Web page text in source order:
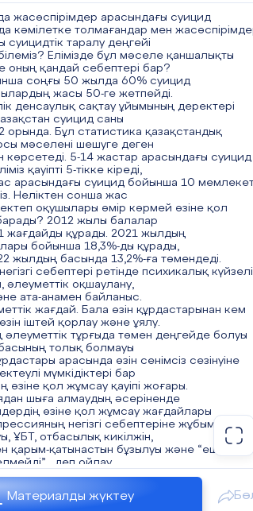
баланының сыныптастарынан
көруі.Ең қатал адамдар, ол
жәй айтпаған. Соның салдарынан кейбір
психикасы шыдамай,
ұшырайды. Бұның әсерінен мектеп оқушысы
суицид деп ойлайды.
немесе физикалық аурулардың
өзін ата-анасына немесе
ауыр жүкпін деп ойлауы. “Мен кетсем
шешіледі” деген
Бұл көрсеткіштерді азайту үшін
ашу керек. Адам өзіне
дейін жетсе, оған шұғыл түрде көмек
психикалық
жұмыс атқару қажет. Суицидтің көбісі
арасында болғаны
тренинг өткізген жөн.Сонымен қатар
анонимді түрде
ашу. Ата-анамен баланың арасындағы
дұрыстау.
алғашқы дабыл белгілерін
мұғалім,ауруды
кезінде психикалық орталықтардың
дұрыс. Қазақстанда
арасындағы суицид
жасөспірімдер арасындағы суицид
кәмілетке толмағандар мен
суицидтік таралу деңгейі
Елімізде бұл мәселе қаншалықты
оның қандай себептері бар?
соңғы 50 жылда 60% суицид
жасы 50-ге жетпейді.
денсаулық сақтау ұйымының деректері
суицид саны
орында. Бұл статистика қазақстандық
мәселені шешуге деген
көрсетеді. 5-14 жастар арасындағы суицид
қауіпті 5-тікке кіреді,
арасындағы суицид бойынша 10
Неліктен сонша жас
оқушылары өмір көрмей өзіне қол
2012 жылы балалар
жағдайды құрады. 2021 жылдың
бойынша 18,3%-ды құрады,
жылдың басында 13,2%-ға төмендеді.
себептері ретінде психикалық
әлеуметтік оқшаулану,
ата-анамен байланыс.
жағдай. Бала өзін құрдастарынан кем
іштей қорлау және ұялу.
тұрғыда төмен деңгейде болуы
толық болмауы
арасында өзін сенімсіз сезінуіне
мүмкідіктері бар
өзіне қол жұмсау қауіпі жоғары.
шыға алмаудың әсеріненде
өзіне қол жұмсау жағдайлары
негізгі себептеріне жұбымен
ҰБТ, отбасылық кикілжін,
қарым-қатынастын бұзылуы және “ешкім
, деп ойлау.
қарым-қатынас немесе отбасылық
көп балада атаанасымен
Себебі бала өсіп , ойы өзгеріп,көптеген
Материалды жүктеу